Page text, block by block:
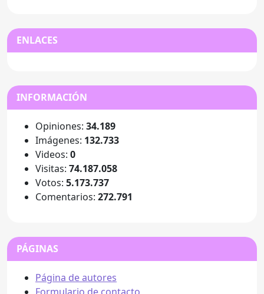
ENLACES
INFORMACIÓN
Opiniones: 34.189
Imágenes: 132.733
Videos: 0
Visitas: 74.187.058
Votos: 5.173.737
Comentarios: 272.791
PÁGINAS
Página de autores